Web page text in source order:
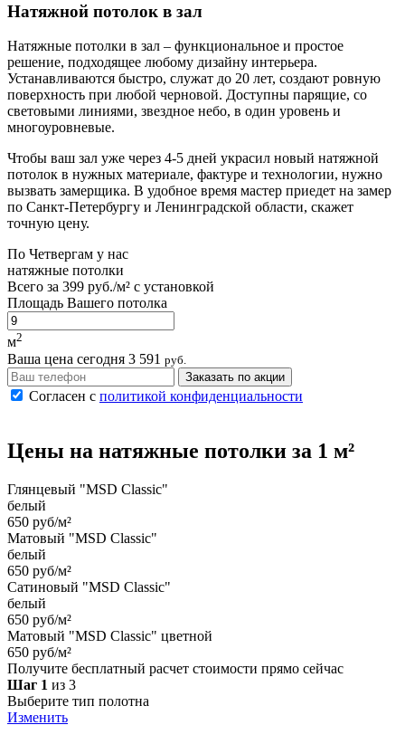
Натяжной потолок в зал
Натяжные потолки в зал – функциональное и простое
решение, подходящее любому дизайну интерьера.
Устанавливаются быстро, служат до 20 лет, создают ровную
поверхность при любой черновой. Доступны парящие, со
световыми линиями, звездное небо, в один уровень и
многоуровневые.
Чтобы ваш зал уже через 4-5 дней украсил новый натяжной
потолок в нужных материале, фактуре и технологии, нужно
вызвать замерщика. В удобное время мастер приедет на замер
по Санкт-Петербургу и Ленинградской области, скажет
точную цену.
По Четвергам у нас
натяжные потолки
Всего за 399 руб./м² с установкой
Площадь Вашего потолка
м2
Ваша цена сегодня 3 591 руб.
Заказать по акции
Согласен с политикой конфиденциальности
Цены на натяжные потолки за 1 м²
Глянцевый "MSD Classic"
белый
650 руб/м²
Матовый "MSD Classic"
белый
650 руб/м²
Сатиновый "MSD Classic"
белый
650 руб/м²
Матовый "MSD Classic" цветной
650 руб/м²
Получите бесплатный расчет стоимости прямо сейчас
Шаг 1 из 3
Выберите тип полотна
Изменить